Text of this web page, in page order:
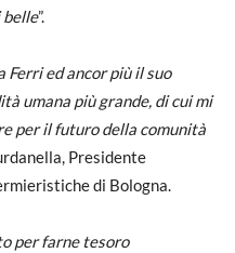
belle”.
Ferri ed ancor più il suo
umana più grande, di cui mi
per il futuro della comunità
Presidente
di Bologna.
per farne tesoro